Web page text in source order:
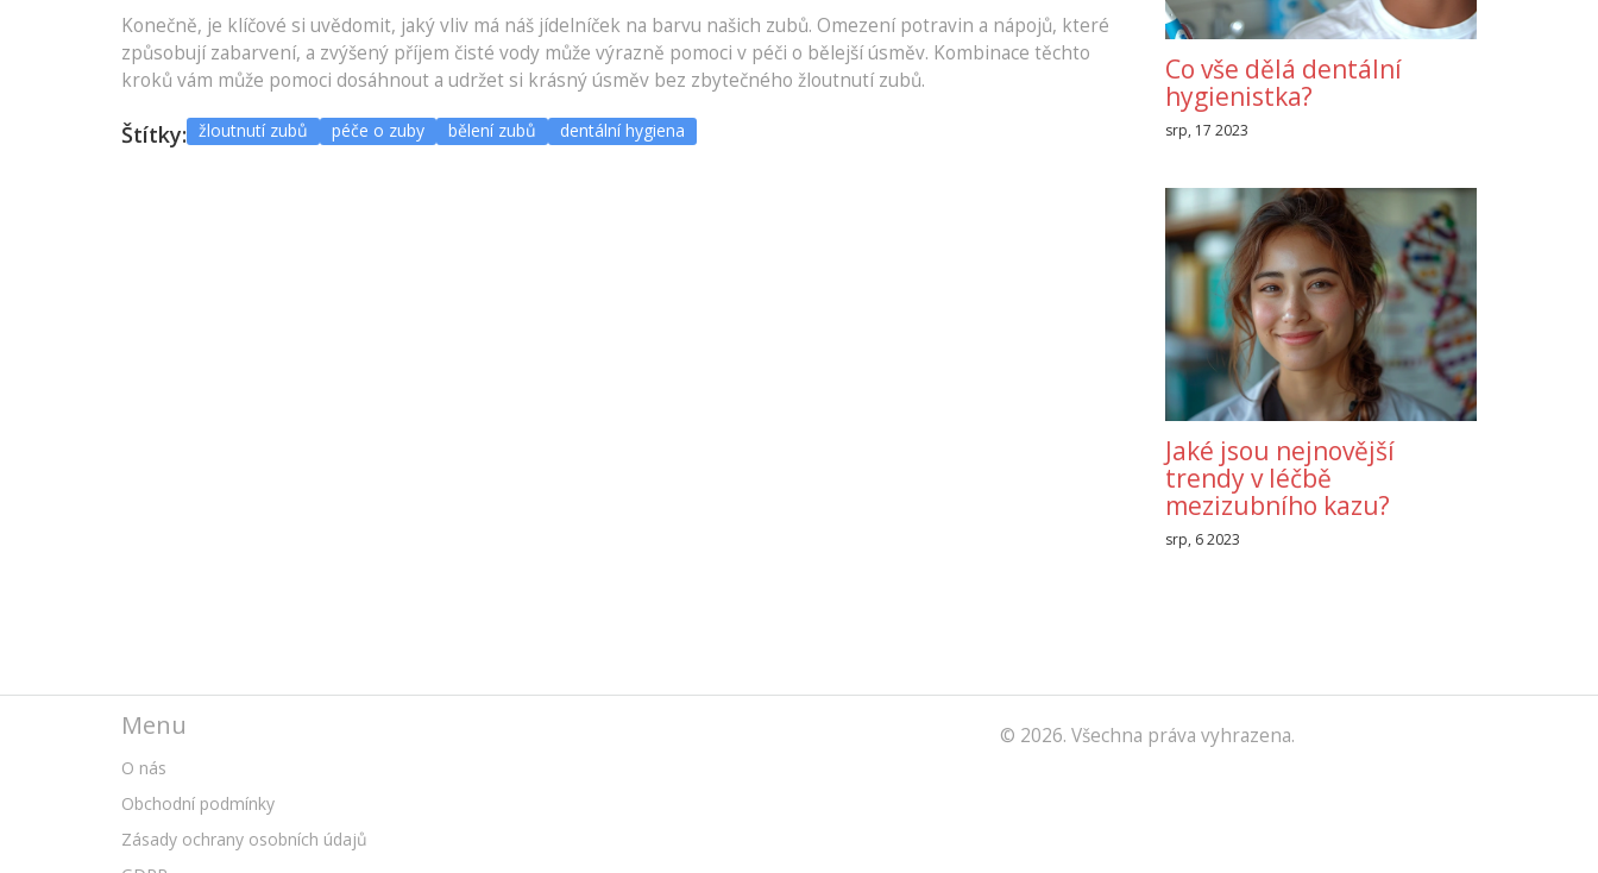
Konečně, je klíčové si uvědomit, jaký vliv má náš jídelníček na barvu našich zubů. Omezení potravin a nápojů, které
způsobují zabarvení, a zvýšený příjem čisté vody může výrazně pomoci v péči o bělejší úsměv. Kombinace těchto
kroků vám může pomoci dosáhnout a udržet si krásný úsměv bez zbytečného žloutnutí zubů.
Štítky: žloutnutí zubů péče o zuby bělení zubů dentální hygiena
Co vše dělá dentální
hygienistka?
srp, 17 2023
Jaké jsou nejnovější
trendy v léčbě
mezizubního kazu?
srp, 6 2023
Menu
O nás
Obchodní podmínky
Zásady ochrany osobních údajů
© 2026. Všechna práva vyhrazena.